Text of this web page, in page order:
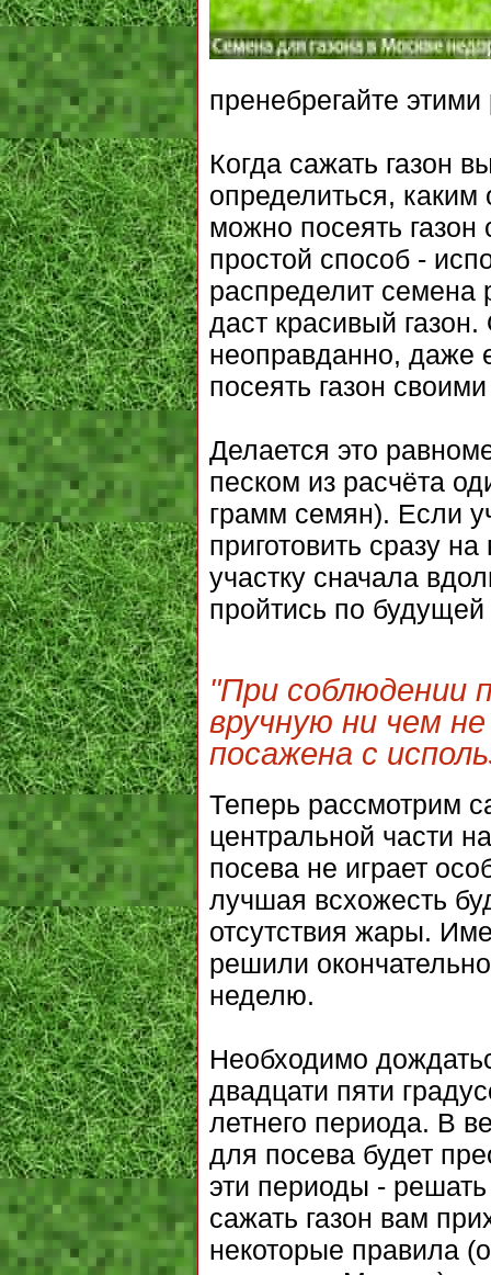
пренебрегайте
Когда сажать газон
определиться,
можно посеять
простой способ -
распределит
даст красивый
неоправданно, даже
посеять газон
Делается это
песком из расчёта
грамм семян). Если
приготовить сразу
участку сначала
пройтись по
"При соблюдении
вручную ни чем
посажена с
Теперь рассмотрим
центральной части
посева не играет
лучшая всхожесть
отсутствия жары.
решили
неделю.
Необходимо
двадцати пяти
летнего периода. В
для посева будет
эти периоды - решать
сажать газон вам
некоторые правила